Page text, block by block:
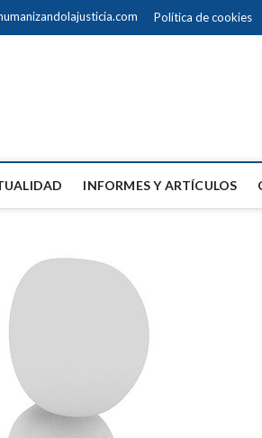
Política de cookies
INFORMES Y ARTÍCULOS